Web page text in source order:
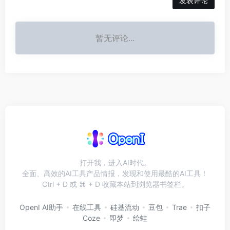
暂无评论...
打开我，进入AI时代。
全面、高效的AI工具产品情报，发现和使用最酷的AI工具！
Ctrl + D 或 ⌘ + D 收藏本站到浏览器书签栏。
OpenI AI助手 在线工具 硅基流动 豆包 Trae
扣子
Coze
即梦 绘蛙